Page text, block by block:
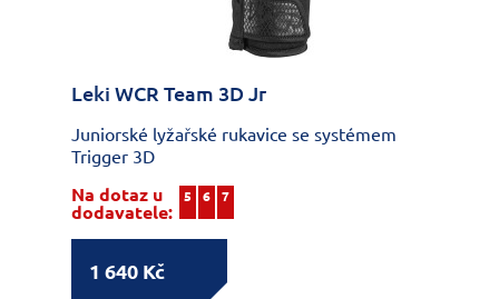
Leki WCR Team 3D Jr
Juniorské lyžařské rukavice se systémem
Trigger 3D
Na dotaz u
dodavatele:
5 6 7
1 640 Kč